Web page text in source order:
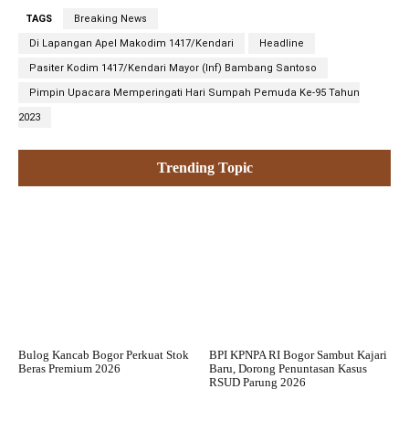
TAGS Breaking News
Di Lapangan Apel Makodim 1417/Kendari Headline
Pasiter Kodim 1417/Kendari Mayor (Inf) Bambang Santoso
Pimpin Upacara Memperingati Hari Sumpah Pemuda Ke-95 Tahun
2023
Trending Topic
Bulog Kancab Bogor Perkuat Stok
Beras Premium 2026
BPI KPNPA RI Bogor Sambut Kajari
Baru, Dorong Penuntasan Kasus
RSUD Parung 2026